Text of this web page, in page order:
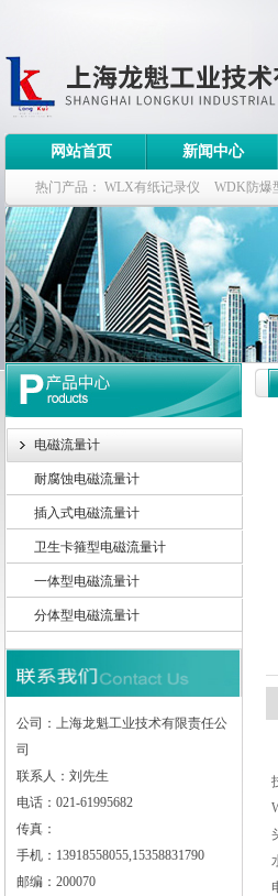
上海龙魁工业技术有限责任公司
网站首页 新闻中心
热门产品： WLX有纸记录仪 WDK防爆
WDK流量定量控制柜 WB-2100定量装车
电磁流量计
耐腐蚀电磁流量计
插入式电磁流量计
卫生卡箍型电磁流量计
一体型电磁流量计
分体型电磁流量计
公司：上海龙魁工业技术有限责任公
司
联系人：刘先生
电话：021-61995682
传真：
手机：13918558055,15358831790
邮编：200070